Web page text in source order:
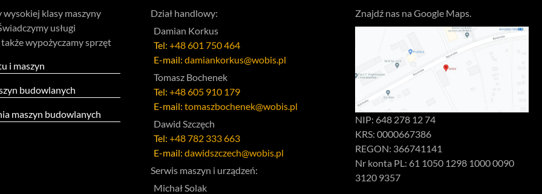
wysokiej klasy maszyny
usługi
wypożyczamy sprzęt
i maszyn
budowlanych
maszyn budowlanych
Dział handlowy:
Damian Korkus
Tel: +48 601 750 464
E-mail: damiankorkus@wobis.pl
Tomasz Bochenek
Tel: +48 605 910 179
E-mail: tomaszbochenek@wobis.pl
Dawid Szczęch
Tel: +48 782 333 663
E-mail: dawidszczech@wobis.pl
Serwis maszyn i urządzeń:
Michał Solak
Znajdź nas na Google Maps.
NIP: 648 278 12 74
KRS: 0000667386
REGON: 366741141
Nr konta PL: 61 1050 1298 1000 0090
3120 9357